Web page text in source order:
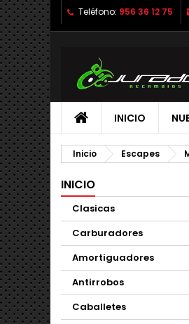
Teléfono: 956 36 12 75
INICIO
Inicio Escapes
INICIO
Clasicas
Carburadores
Amortiguadores
Antirrobos
Caballetes